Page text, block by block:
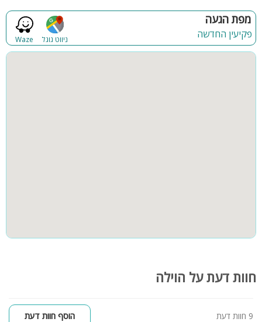
Waze ניווט גוגל
מפת הגעה
פקיעין החדשה
חוות דעת על הוילה
9 חוות דעת הוסף חוות דעת